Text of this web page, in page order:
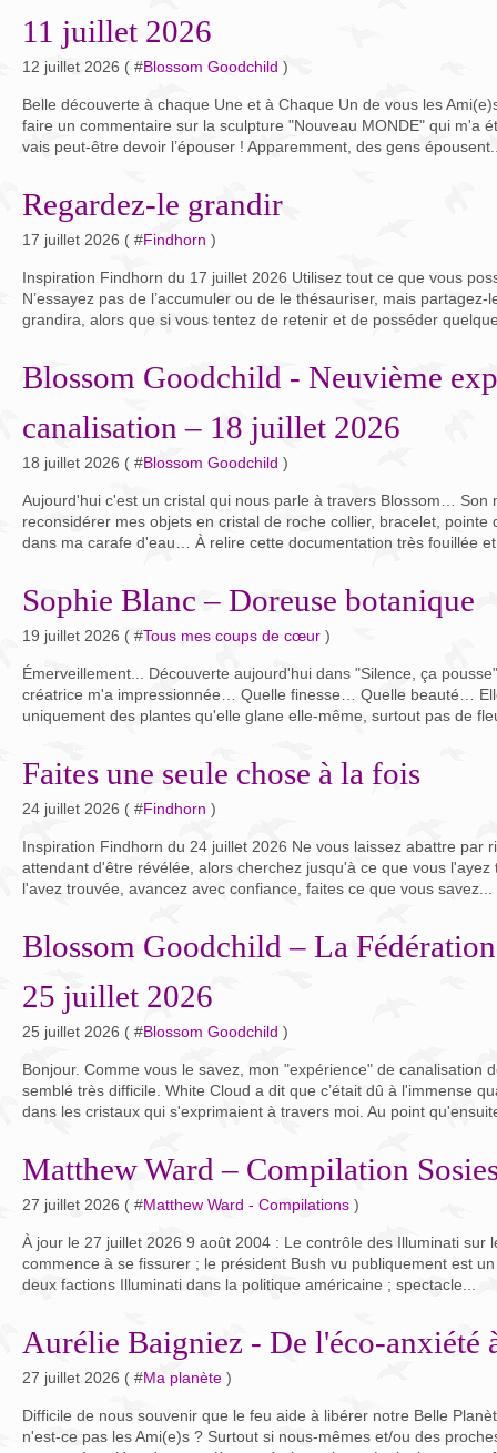
11 juillet 2026
12 juillet 2026 ( #Blossom Goodchild )
Belle découverte à chaque Une et à Chaque Un de vous les
faire un commentaire sur la sculpture "Nouveau MONDE" qui m'a
vais peut-être devoir l’épouser ! Apparemment, des gens
Regardez-le grandir
17 juillet 2026 ( #Findhorn )
Inspiration Findhorn du 17 juillet 2026 Utilisez tout ce que vous
N’essayez pas de l’accumuler ou de le thésauriser, mais
grandira, alors que si vous tentez de retenir et de posséder
Blossom Goodchild - Neuvième
canalisation – 18 juillet 2026
18 juillet 2026 ( #Blossom Goodchild )
Aujourd'hui c'est un cristal qui nous parle à travers Blossom… Son
reconsidérer mes objets en cristal de roche collier, bracelet, pointe
dans ma carafe d'eau… À relire cette documentation très fouillée
Sophie Blanc – Doreuse botanique
19 juillet 2026 ( #Tous mes coups de cœur )
Émerveillement... Découverte aujourd'hui dans "Silence, ça
créatrice m'a impressionnée… Quelle finesse… Quelle beauté…
uniquement des plantes qu'elle glane elle-même, surtout pas de
Faites une seule chose à la fois
24 juillet 2026 ( #Findhorn )
Inspiration Findhorn du 24 juillet 2026 Ne vous laissez abattre par
attendant d'être révélée, alors cherchez jusqu'à ce que vous
l'avez trouvée, avancez avec confiance, faites ce que vous savez...
Blossom Goodchild – La
25 juillet 2026
25 juillet 2026 ( #Blossom Goodchild )
Bonjour. Comme vous le savez, mon "expérience" de canalisation
semblé très difficile. White Cloud a dit que c’était dû à l'immense
dans les cristaux qui s'exprimaient à travers moi. Au point
Matthew Ward – Compilation
27 juillet 2026 ( #Matthew Ward - Compilations )
À jour le 27 juillet 2026 9 août 2004 : Le contrôle des Illuminati sur
commence à se fissurer ; le président Bush vu publiquement est
deux factions Illuminati dans la politique américaine ; spectacle...
Aurélie Baigniez - De l'éco-anxiété
27 juillet 2026 ( #Ma planète )
Difficile de nous souvenir que le feu aide à libérer notre Belle
n'est-ce pas les Ami(e)s ? Surtout si nous-mêmes et/ou des